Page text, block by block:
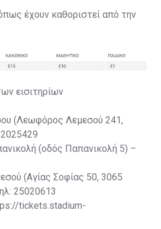
έχουν καθοριστεί από την
εισιτηρίων
(Λεωφόρος Λεμεσού 241,
(οδός Παπανικολή 5) –
(Αγίας Σοφίας 50, 3065
25020613
tickets.stadium-